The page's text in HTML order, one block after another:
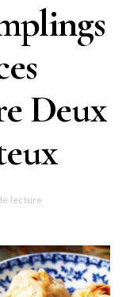
Deux
lecture